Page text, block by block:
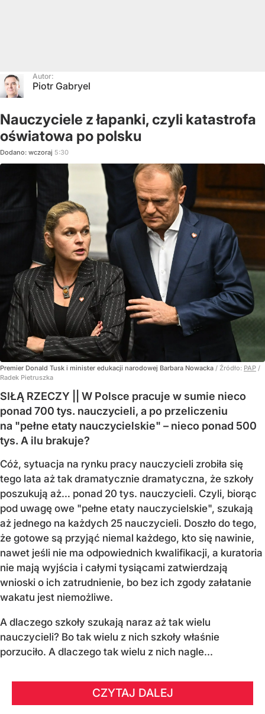
Autor:
Piotr Gabryel
Nauczyciele z łapanki, czyli katastrofa
oświatowa po polsku
Dodano: wczoraj 5:30
Premier Donald Tusk i minister edukacji narodowej Barbara Nowacka / Źródło: PAP /
Radek Pietruszka
SIŁĄ RZECZY || W Polsce pracuje w sumie nieco
ponad 700 tys. nauczycieli, a po przeliczeniu
na "pełne etaty nauczycielskie" – nieco ponad 500
tys. A ilu brakuje?
Cóż, sytuacja na rynku pracy nauczycieli zrobiła się
tego lata aż tak dramatycznie dramatyczna, że szkoły
poszukują aż… ponad 20 tys. nauczycieli. Czyli, biorąc
pod uwagę owe "pełne etaty nauczycielskie", szukają
aż jednego na każdych 25 nauczycieli. Doszło do tego,
że gotowe są przyjąć niemal każdego, kto się nawinie,
nawet jeśli nie ma odpowiednich kwalifikacji, a kuratoria
nie mają wyjścia i całymi tysiącami zatwierdzają
wnioski o ich zatrudnienie, bo bez ich zgody załatanie
wakatu jest niemożliwe.
A dlaczego szkoły szukają naraz aż tak wielu
nauczycieli? Bo tak wielu z nich szkoły właśnie
porzuciło. A dlaczego tak wielu z nich nagle...
CZYTAJ DALEJ